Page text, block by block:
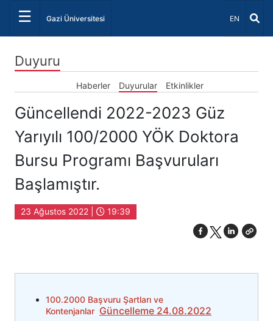
☰ Gazi Üniversitesi Dil Seçiniz
EN
Duyuru
Haberler Duyurular Etkinlikler
Güncellendi 2022-2023 Güz
Yarıyılı 100/2000 YÖK Doktora
Bursu Programı Başvuruları
Başlamıştır.
23 Ağustos 2022 | 19:39
100.2000 Başvuru Şartları ve
Kontenjanlar Güncelleme 24.08.2022